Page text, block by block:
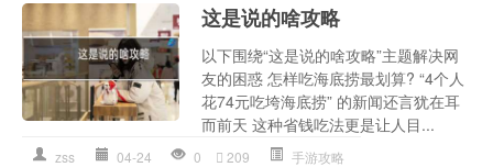
这是说的啥攻略
以下围绕“这是说的啥攻略”主题解决网
友的困惑 怎样吃海底捞最划算? “4个人
花74元吃垮海底捞” 的新闻还言犹在耳
而前天 这种省钱吃法更是让人目...
zss 04-24 0 209 手游攻略